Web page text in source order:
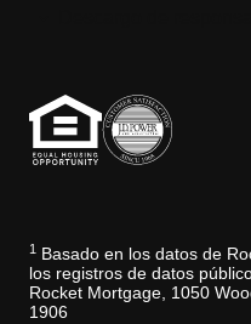
1
Basado en los datos de
los registros de datos
Rocket Mortgage, 1050
1906